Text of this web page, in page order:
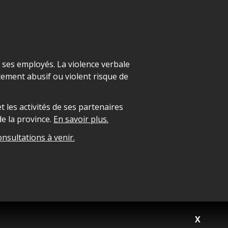
X
employés. La violence verbale
abusif ou violent risque de
les activités de ses partenaires
la province. En savoir plus.
à venir.